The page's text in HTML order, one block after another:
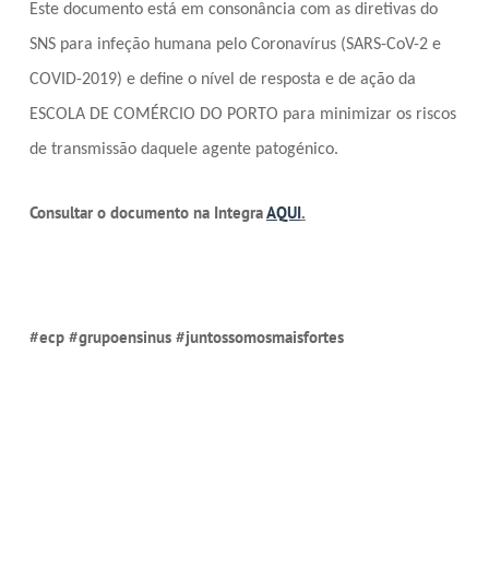
Este documento está em consonância com as diretivas do
SNS para infeção humana pelo Coronavírus (SARS-CoV-2 e
COVID-2019) e define o nível de resposta e de ação da
ESCOLA DE COMÉRCIO DO PORTO para minimizar os riscos
de transmissão daquele agente patogénico.
Consultar o documento na IntegraAQUI.
#ecp #grupoensinus #juntossomosmaisfortes